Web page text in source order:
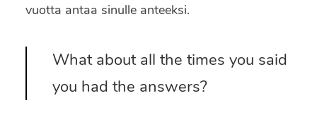
vuotta antaa sinulle anteeksi.
What about all the times you said
you had the answers?